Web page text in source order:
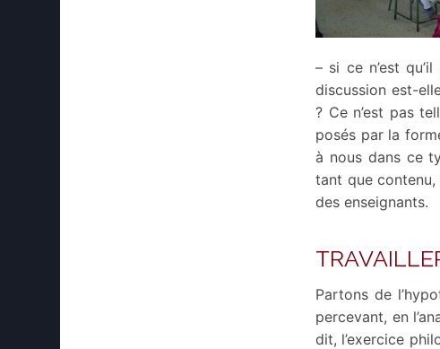
– si ce n’est
discussion est-
? Ce n’est pas
posés par la
à nous dans ce
tant que
des enseignants.
Partons de
percevant, en
dit, l’exercice